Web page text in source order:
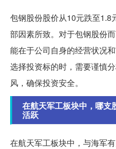
包钢股份股价从10元跌至1.8
部因素所致。对于包钢股份
能在于公司自身的经营状况
选择投资标的时，需要谨慎
风，确保投资安全。
在航天军工板块中，哪支
活跃
在航天军工板块中，与海军